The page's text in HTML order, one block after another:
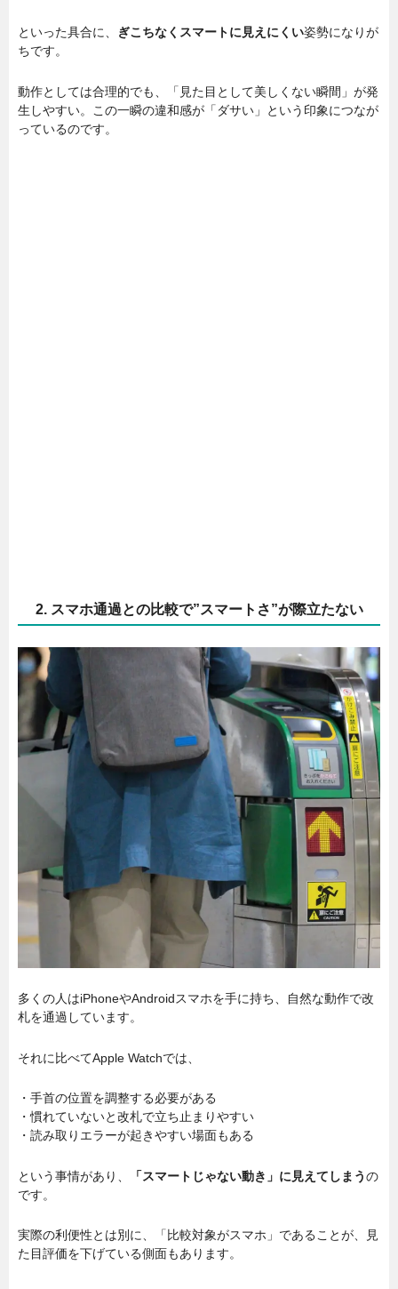
といった具合に、 ぎこちなくスマートに見えにくい姿勢になりが
ちです。
動作としては合理的でも、「見た目として美しくない瞬間」が発
生しやすい。この一瞬の違和感が「ダサい」という印象につなが
っているのです。
2. スマホ通過との比較で”スマートさ”が際立たない
多くの人はiPhoneやAndroidスマホを手に持ち、自然な動作で改
札を通過しています。
それに比べてApple Watchでは、
・手首の位置を調整する必要がある
・慣れていないと改札で立ち止まりやすい
・読み取りエラーが起きやすい場面もある
という事情があり、 「スマートじゃない動き」に見えてしまうの
です。
実際の利便性とは別に、「比較対象がスマホ」であることが、見
た目評価を下げている側面もあります。